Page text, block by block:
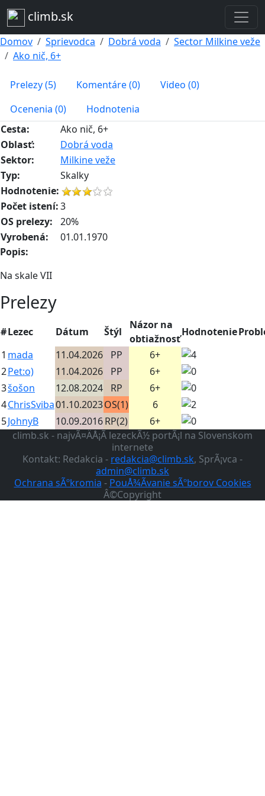
climb.sk
Domov Sprievodca Dobrá voda
Sector Milkine veže
Ako nič, 6+
Prelezy (5) Komentáre (0)
Video (0)
Ocenenia (0)
Hodnotenia
Cesta:
Ako nič, 6+
Oblasť:
Dobrá voda
Sektor:
Milkine veže
Typ:
Skalky
Hodnotenie:
Počet istení:3
OS prelezy:
20%
Vyrobená:
01.01.1970
Popis:
Na skale VII
Prelezy
#Lezec Dátum Štýl
Názor na
obtiažnosť
Hodnotenie
1 mada 11.04.2026 PP
6+
2Pet:o) 11.04.2026 PP
6+
3šošon 12.08.2024 RP
6+
4ChrisSviba01.10.2023OS(1)
6
5JohnyB 10.09.2016RP(2)
6+
climb.sk - najvÃ¤ÄÅ¡Ã­ lezeckÃ½ portÃ¡l na Slovenskom
internete
Kontakt: Redakcia - redakcia@climb.sk, SprÃ¡vca -
admin@climb.sk
Ochrana sÃºkromia - PouÅ¾Ã­vanie sÃºborov Cookies
Â©Copyright